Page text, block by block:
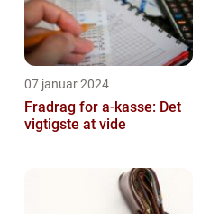
07 januar 2024
Fradrag for a-kasse: Det
vigtigste at vide